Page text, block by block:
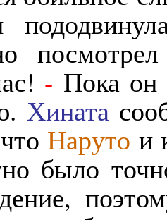
- Пока он
Хината
Наруто и
было